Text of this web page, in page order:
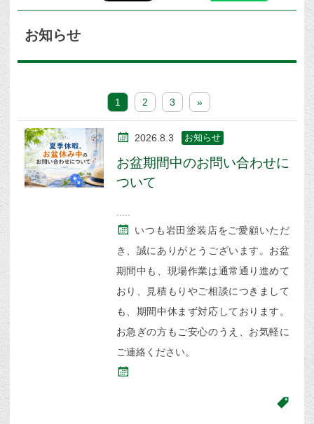
お知らせ
1 2 3 »
2026.8.3 お知らせ
お盆期間中のお問い合わせに
ついて
いつも岩田塗装店をご愛顧いただ
き、誠にありがとうございます。お盆
期間中も、現場作業は通常通り進めて
おり、見積もりやご相談につきまして
も、期間中休まず対応しております。
お急ぎの方もご安心のうえ、お気軽に
ご連絡ください。